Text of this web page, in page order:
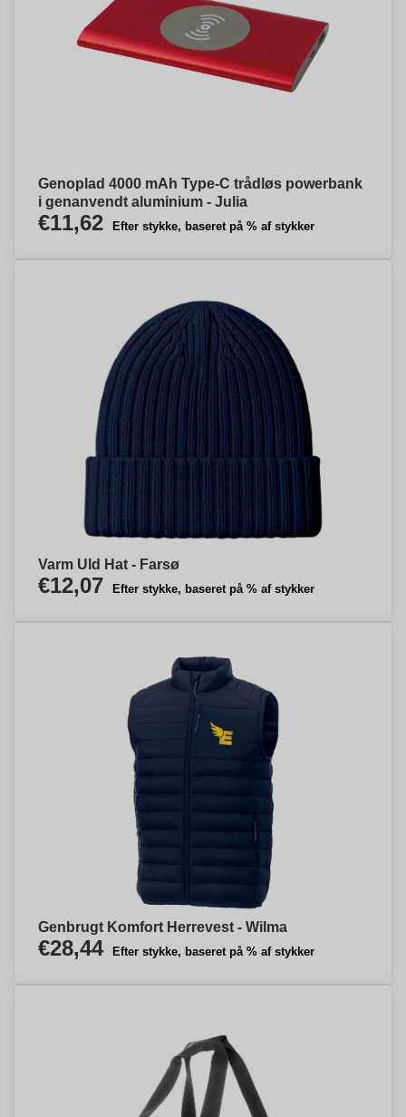
Genoplad 4000 mAh Type-C trådløs powerbank
i genanvendt aluminium - Julia
€11,62 Efter stykke, baseret på % af stykker
Varm Uld Hat - Farsø
€12,07 Efter stykke, baseret på % af stykker
Genbrugt Komfort Herrevest - Wilma
€28,44 Efter stykke, baseret på % af stykker